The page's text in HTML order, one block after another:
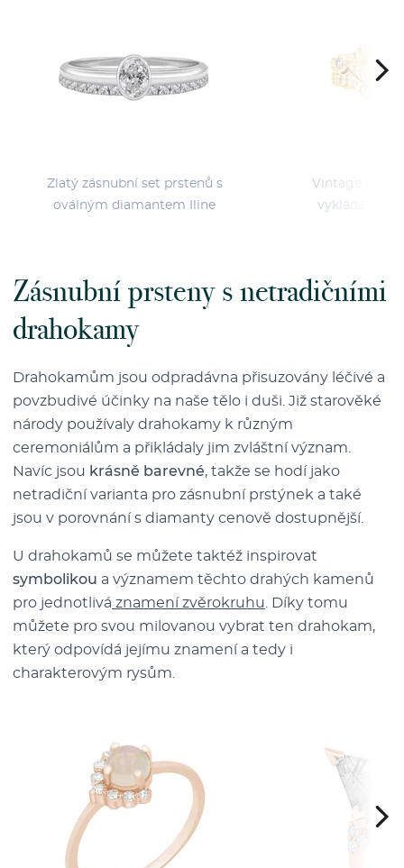
Zlatý zásnubní set prstenů s
oválným diamantem Iline
Vintage set
vykládaného
Zásnubní prsteny s netradičními
drahokamy
Drahokamům jsou odpradávna přisuzovány léčivé a
povzbudivé účinky na naše tělo i duši. Již starověké
národy používaly drahokamy k různým
ceremoniálům a přikládaly jim zvláštní význam.
Navíc jsou krásně barevné, takže se hodí jako
netradiční varianta pro zásnubní prstýnek a také
jsou v porovnání s diamanty cenově dostupnější.
U drahokamů se můžete taktéž inspirovat
symbolikou a významem těchto drahých kamenů
pro jednotlivá znamení zvěrokruhu . Díky tomu
můžete pro svou milovanou vybrat ten drahokam,
který odpovídá jejímu znamení a tedy i
charakterovým rysům.